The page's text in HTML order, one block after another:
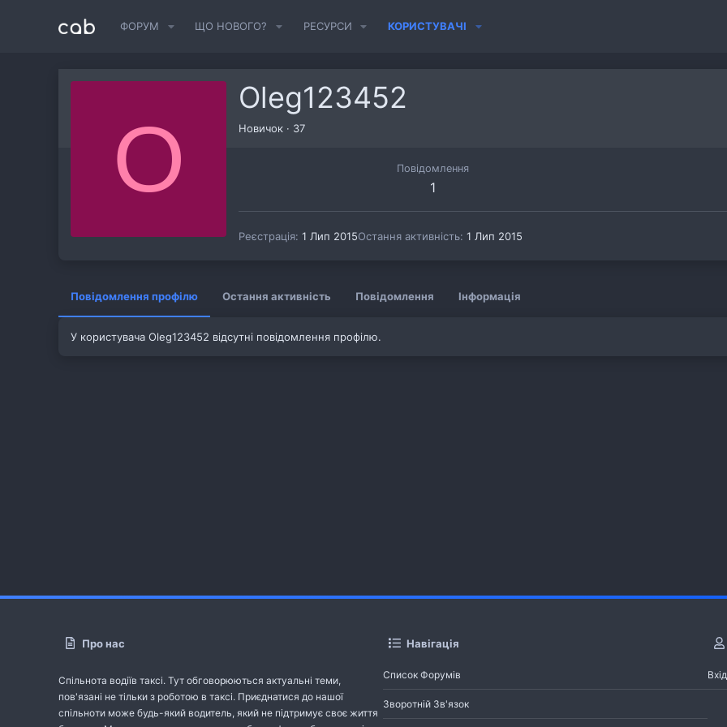
ФОРУМ ЩО НОВОГО? РЕСУРСИ КОРИСТУВАЧІ
O
Oleg123452
Новичок · 37
Повідомлення
1
Реєстрація 1 Лип 2015Остання активність 1 Лип 2015
Повідомлення профілю Остання активність Повідомлення Інформація
У користувача Oleg123452 відсутні повідомлення профілю.
Про нас
Спільнота водіїв таксі. Тут обговорюються актуальні теми,
пов'язані не тільки з роботою в таксі. Приєднатися до нашої
спільноти може будь-який водитель, який не підтримує своє життя
Навігація
Список Форумів
Зворотній Зв'язок
Вхід